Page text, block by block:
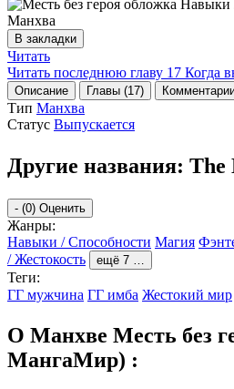
В закладки
Читать
Читать последнюю главу 17 Когда
Описание Главы (17)
Тип Манхва
Статус Выпускается
Другие названия: The
- (0) Оценить
Жанры:
Навыки / Способности Магия
/ Жестокость
ещё 7 …
Теги:
ГГ мужчина ГГ имба Жестокий мир
О Манхве Месть без
МангаМир) :